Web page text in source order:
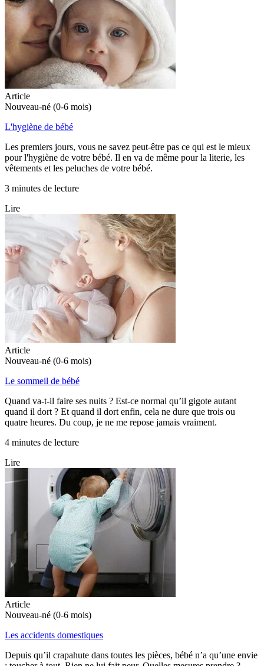
Article
Nouveau-né (0-6 mois)
L'hygiène de bébé
Les premiers jours, vous ne savez peut-être pas ce qui est le mieux
pour l'hygiène de votre bébé. Il en va de même pour la literie, les
vêtements et les peluches de votre bébé.
3 minutes de lecture
Lire
Article
Nouveau-né (0-6 mois)
Le sommeil de bébé
Quand va-t-il faire ses nuits ? Est-ce normal qu’il gigote autant
quand il dort ? Et quand il dort enfin, cela ne dure que trois ou
quatre heures. Du coup, je ne me repose jamais vraiment.
4 minutes de lecture
Lire
Article
Nouveau-né (0-6 mois)
Les accidents domestiques
Depuis qu’il crapahute dans toutes les pièces, bébé n’a qu’une envie